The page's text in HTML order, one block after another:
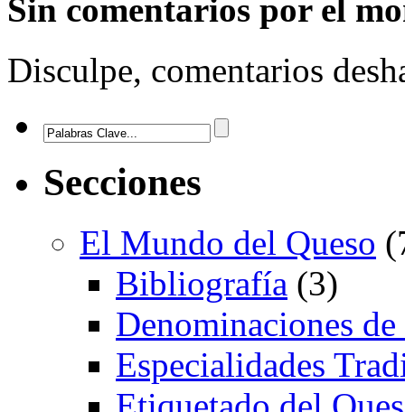
Sin comentarios por el
Disculpe, comentarios
Secciones
El Mundo del Queso
Bibliografía (3)
Denominaciones
Especialidades